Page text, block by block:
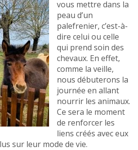
vous mettre dans la
peau d’un
palefrenier, c’est-à-
dire celui ou celle
qui prend soin des
chevaux. En effet,
comme la veille,
nous débuterons la
journée en allant
nourrir les animaux.
Ce sera le moment
de renforcer les
liens créés avec eux
sur leur mode de vie.